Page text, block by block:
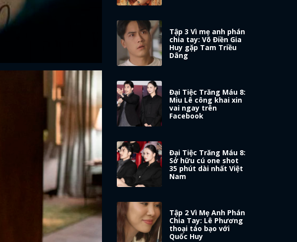
Tập 3 Vì mẹ anh phán
chia tay: Võ Điền Gia
Huy gặp Tam Triều
Dâng
Đại Tiệc Trăng Máu 8:
Miu Lê công khai xin
vai ngay trên
Facebook
Đại Tiệc Trăng Máu 8:
Sở hữu cú one shot
35 phút dài nhất Việt
Nam
Tập 2 Vì Mẹ Anh Phán
Chia Tay: Lê Phương
thoại táo bạo với
Quốc Huy